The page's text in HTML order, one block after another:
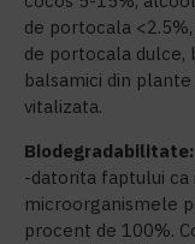
de portocala
de portocala dulce,
balsamici din
vitalizata.
Biodegradabilitate:
-datorita faptului
microorganismele
procent de 100%.